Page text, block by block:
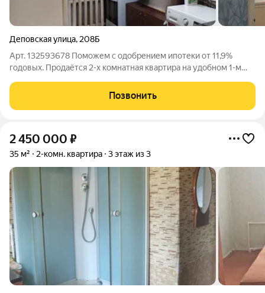
Деповская улица, 208Б
Арт. 132593678 Поможем с одобрением ипотеки от 11,9%
годовых. Продаётся 2-х комнатная квартира на удобном 1-м
Квартира распашонка. Кладовка в доме+ кладовка в подвале!!!
Газовая колонка О доме: Дом
Позвонить
2 450 000 ₽
35 м² 2-комн. квартира 3 этаж из 3